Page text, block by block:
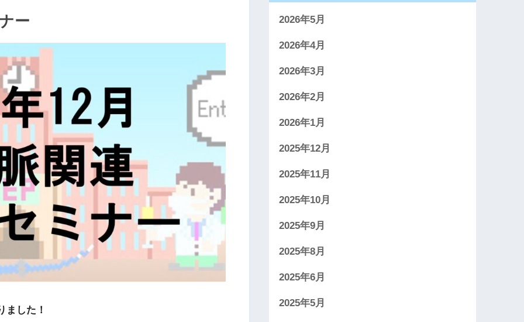
ー
ました！
2026年5月
2026年4月
2026年3月
2026年2月
2026年1月
2025年12月
2025年11月
2025年10月
2025年9月
2025年8月
2025年6月
2025年5月